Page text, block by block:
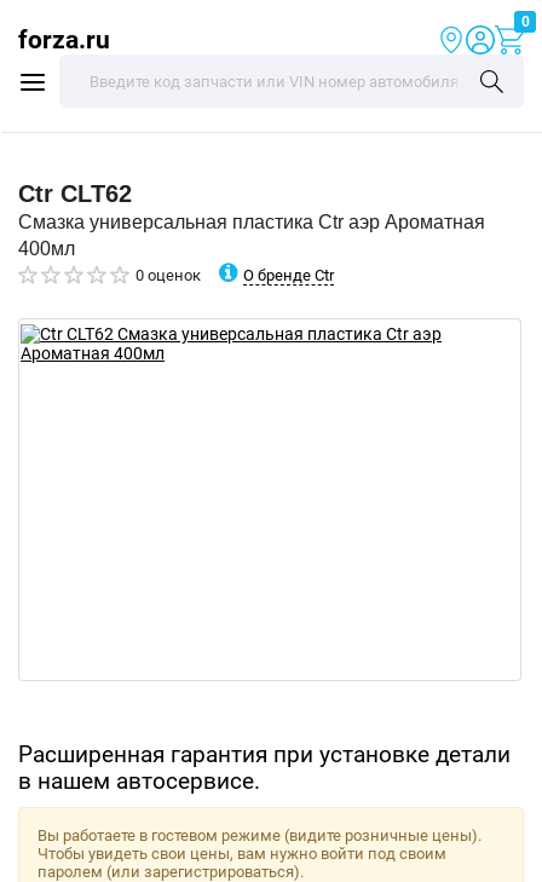
forza.ru
0
Ctr CLT62
Смазка универсальная пластика Ctr аэр Ароматная
400мл
0 оценок О бренде Ctr
Расширенная гарантия при установке детали
в нашем автосервисе.
Вы работаете в гостевом режиме (видите розничные цены).
Чтобы увидеть свои цены, вам нужно войти под своим
паролем (или зарегистрироваться).